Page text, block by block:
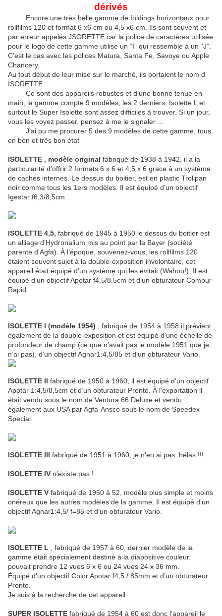
dérivés
Encore une très belle gamme de foldings horizontaux pour
rollfilms 120 et format 6 x6 cm ou 4,5 x6 cm. Ils sont souvent et
par erreur appelés JSORETTE car la police de caractères utilisée
pour le logo de cette gamme utilise un “I” qui ressemble à un “J”.
C’est le cas avec les polices Matura, Santa Fe, Savoye ou Apple
Chancery.
Au tout début de leur mise sur le marché, ils portaient le nom d’
ISORETTE.
Ce sont des appareils robustes et d’une bonne tenue en
main, la gamme compte 9 modèles, les 2 derniers, Isolette L et
surtout le Super Isolette sont assez difficiles à trouver. Si un jour,
vous les voyez passer, pensez à me le signaler ...
J’ai pu me procurer 5 des 9 modèles de cette gamme, tous
en bon et très bon état
ISOLETTE , modèle original fabriqué de 1938 à 1942, il a la
particularité d’offrir 2 formats 6 x 6 et 4,5 x 6 grace à un système
de caches internes. Le dessus du boitier, est en plastic Trolipan
noir comme tous les 1ers modèles. Il est équipé d’un objectif
Igestar f6,3/8,5cm.
ISOLETTE 4,5, fabriqué de 1945 à 1950 le dessus du boitier est
un alliage d’Hydronalium mis au point par la Bayer (société
parente d’Agfa). À l’époque, souvenez-vous, les rollfilms 120
étaient souvent sujet à la double-exposition involontaire, cet
appareil était équipé d’un système qui les évitait (Wahou!). Il est
équipé d’un objectif Apotar f4,5/8,5cm et d’un obturateur Compur-
Rapid.
ISOLETTE I (modèle 1954) , fabriqué de 1954 à 1958 il prévient
également de la double-exposition et est équipé d’une échelle de
profondeur de champ (ce que n’avait pas le modèle 1951 que je
n’ai pas), d’un objectif Agnar1:4,5/85 et d’un obturateur Vario.
ISOLETTE II fabriqué de 1950 à 1960, il est équipé d’un objectif
Apotar 1:4,5/8,5cm et d’un obturateur Pronto. À l’exportation il
était vendu sous le nom de Ventura 66 Deluxe et vendu
également aux USA par Agfa-Ansco sous le nom de Speedex
Special.
ISOLETTE III fabriqué de 1951 à 1960, je n’en ai pas, hélas !!!
ISOLETTE IV n’existe pas !
ISOLETTE V fabriqué de 1950 à 52, modèle plus simple et moins
onéreux que les autres modèles de la gamme. Il est équipé d’un
objectif Agnar1:4,5/ f=85 et d’un obturateur Vario.
ISOLETTE L , fabriqué de 1957 à 60, dernier modèle de la
gamme était spécialement destiné à la diapositive couleur.
pouvait prendre 12 vues 6 x 6 ou 24 vues 24 x 36 mm.
Équipé d’un objectif Color Apotar f4,5 / 85mm et d’un obturateur
Pronto.
Je suis à la recherche de cet appareil
SUPER ISOLETTE fabriqué de 1954 à 60 est donc l’appareil le